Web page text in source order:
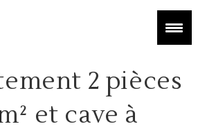
2 pièces
et cave à